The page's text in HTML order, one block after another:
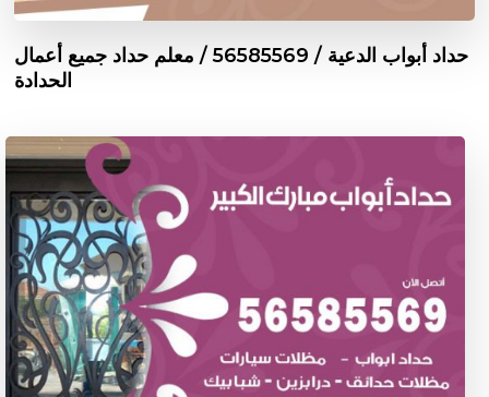
حداد أبواب الدعية / 56585569 / معلم حداد جميع أعمال
الحدادة